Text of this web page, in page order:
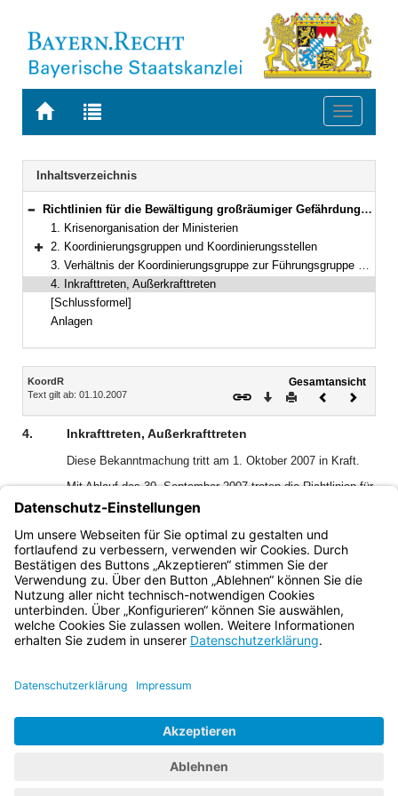
Zur
BAYERN.RECHT
Zur
letzten
Suche
Toggle
Navigation
Inhaltsverzeichnis
Bereich reduzieren
Richtlinien für die Bewältigung großräumiger Gefährdungslagen und anderer koordinierungsbedürftiger Ereignisse unterhalb der Katastrophenschwelle
1. Krisenorganisation der Ministerien
Bereich erweitern
2. Koordinierungsgruppen und Koordinierungsstellen
3. Verhältnis der Koordinierungsgruppe zur Führungsgruppe Katastrophenschutz
4. Inkrafttreten, Außerkrafttreten
[Schlussformel]
Anlagen
Inhalt
KoordR
Text gilt ab: 01.10.2007
Gesamtansicht
Download
DruckenVorheriges
4. Inkrafttreten, Außerkrafttreten
Diese Bekanntmachung tritt am 1. Oktober 2007 in Kraft.
Mit Ablauf des 30. September 2007 treten die Richtlinien für
die Bewältigung großräumiger Gefährdungslagen und
anderer koordinierungsbedürftiger Ereignisse (Gemeinsame
Bekanntmachung vom 16. Oktober 1990, AllMBl S. 774)
außer Kraft.
Bayern.de
BayernPortal
Impressum